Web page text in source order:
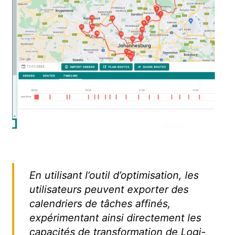
En utilisant l’outil d’optimisation, les
utilisateurs peuvent exporter des
calendriers de tâches affinés,
expérimentant ainsi directement les
capacités de transformation de Logi-